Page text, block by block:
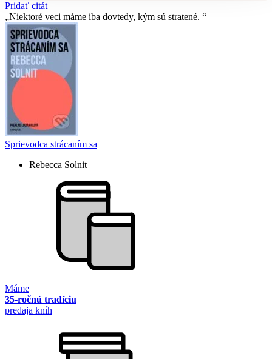
Pridať citát
Niektoré veci máme iba dovtedy, kým sú stratené.
Sprievodca strácaním sa
Rebecca Solnit
Máme
35-ročnú tradíciu
predaja kníh